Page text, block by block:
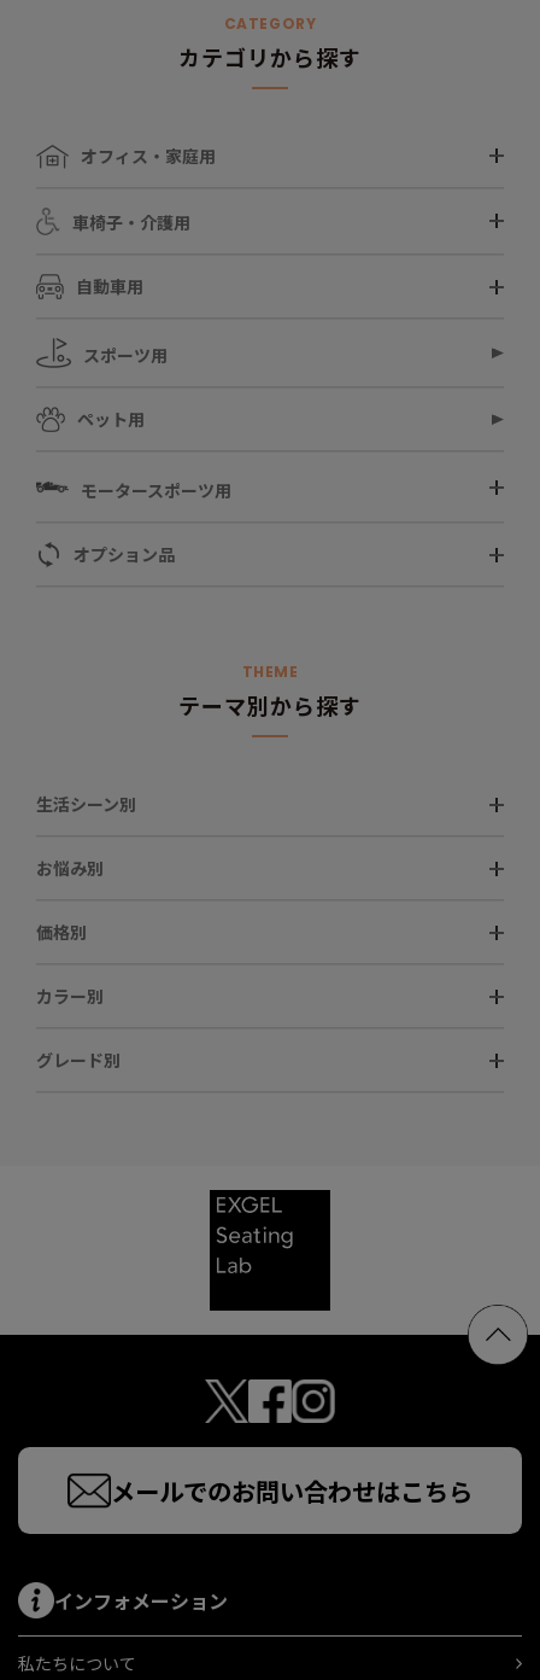
CATEGORY
カテゴリから探す
オフィス・家庭用
車椅子・介護用
自動車用
スポーツ用
ペット用
モータースポーツ用
オプション品
THEME
テーマ別から探す
生活シーン別
お悩み別
価格別
カラー別
グレード別
メールでのお問い合わせはこちら
インフォメーション
私たちについて